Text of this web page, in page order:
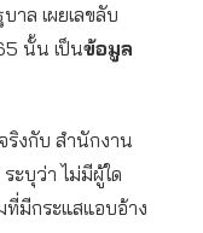
าล เผยเลขลับ
นั้น เป็นข้อมูล
ริงกับ สำนักงาน
ะบุว่า ไม่มีผู้ใด
ที่มีกระแสแอบอ้าง